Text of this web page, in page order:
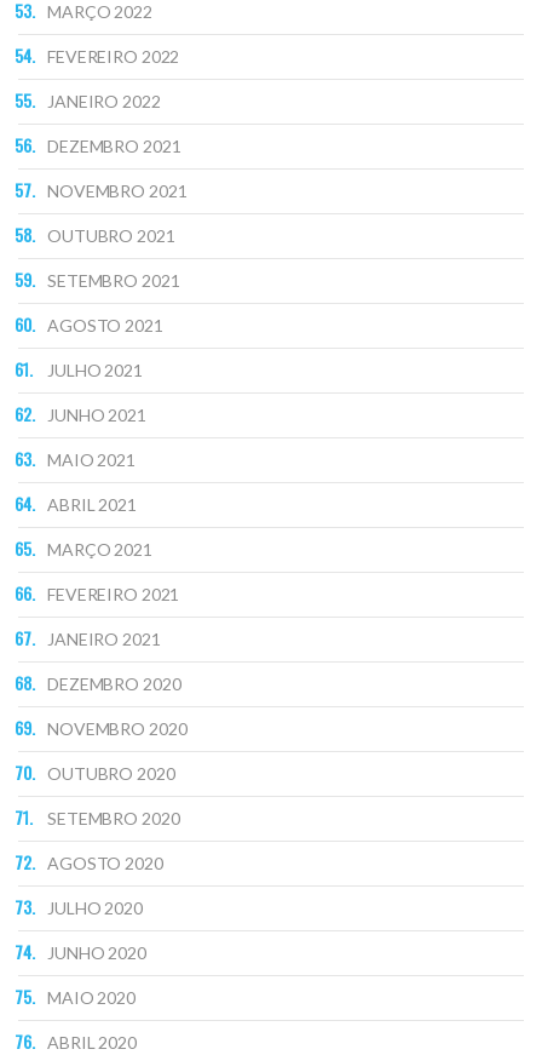
MARÇO 2022
FEVEREIRO 2022
JANEIRO 2022
DEZEMBRO 2021
NOVEMBRO 2021
OUTUBRO 2021
SETEMBRO 2021
AGOSTO 2021
JULHO 2021
JUNHO 2021
MAIO 2021
ABRIL 2021
MARÇO 2021
FEVEREIRO 2021
JANEIRO 2021
DEZEMBRO 2020
NOVEMBRO 2020
OUTUBRO 2020
SETEMBRO 2020
AGOSTO 2020
JULHO 2020
JUNHO 2020
MAIO 2020
ABRIL 2020